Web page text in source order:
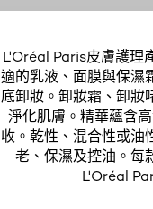
L'Oréal Paris皮膚護理
適的乳液、面膜與保濕
底卸妝。卸妝霜、卸妝
淨化肌膚。精華蘊含
收。乾性、混合性或油
老、保濕及控油。每
L'Oréal